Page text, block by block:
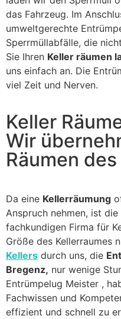
das Fahrzeug. Im
umweltgerechte
Sperrmüllabfälle, die
Sie Ihren Keller räumen
uns einfach an. Die
viel Zeit und Nerven.
Keller
Wir
Räumen
Da eine Kellerräumung
Anspruch nehmen, ist
fachkundigen Firma für
Größe des Kellerraumes
Kellers durch uns, die
Bregenz, nur wenige
Entrümpelug Meister ,
Fachwissen und
effizient und schnell zu